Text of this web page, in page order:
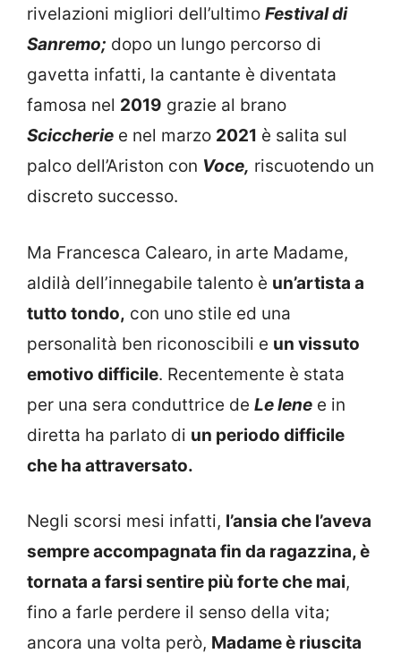
rivelazioni migliori dell’ultimo Festival di
Sanremo; dopo un lungo percorso di
gavetta infatti, la cantante è diventata
famosa nel 2019 grazie al brano
Sciccherie e nel marzo 2021 è salita sul
palco dell’Ariston con Voce, riscuotendo un
discreto successo.
Ma Francesca Calearo, in arte Madame,
aldilà dell’innegabile talento è un’artista a
tutto tondo, con uno stile ed una
personalità ben riconoscibili e un vissuto
emotivo difficile. Recentemente è stata
per una sera conduttrice de Le Iene e in
diretta ha parlato di un periodo difficile
che ha attraversato.
Negli scorsi mesi infatti, l’ansia che l’aveva
sempre accompagnata fin da ragazzina, è
tornata a farsi sentire più forte che mai,
fino a farle perdere il senso della vita;
ancora una volta però, Madame è riuscita